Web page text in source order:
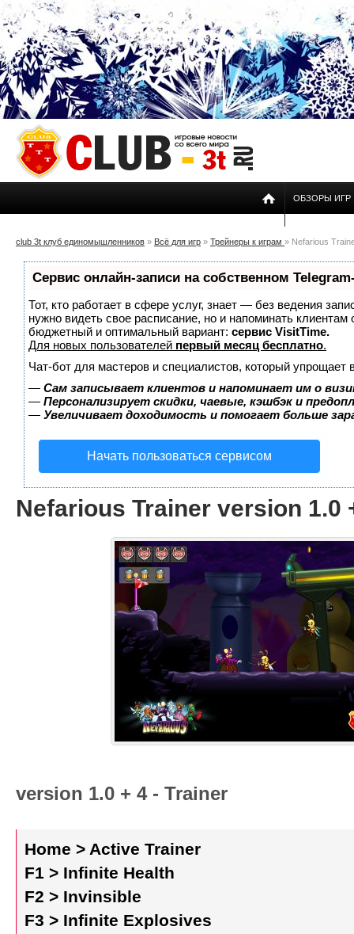
ОБЗОРЫ ИГР
club 3t клуб единомышленников » Всё для игр » Трейнеры к играм » Nefarious
Сервис онлайн-записи на собственном
Тот, кто работает в сфере услуг, знает — без ведения
нужно видеть свое расписание, но и напоминать
бюджетный и оптимальный вариант: сервис VisitTime.
Для новых пользователей первый месяц бесплатно.
Чат-бот для мастеров и специалистов, который упрощает
— Сам записывает клиентов и напоминает им о
— Персонализирует скидки, чаевые, кэшбэк и
— Увеличивает доходимость и помогает больше
Начать пользоваться сервисом
Nefarious Trainer version 1.0
version 1.0 + 4 - Trainer
Home > Active Trainer
F1 > Infinite Health
F2 > Invinsible
F3 > Infinite Explosives